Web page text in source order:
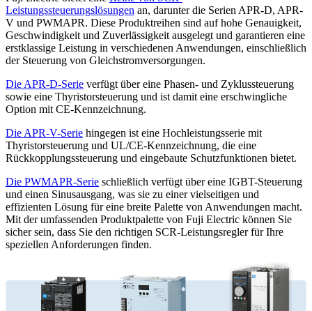
Leistungssteuerungslösungen an, darunter die Serien APR-D, APR-
V und PWMAPR. Diese Produktreihen sind auf hohe Genauigkeit,
Geschwindigkeit und Zuverlässigkeit ausgelegt und garantieren eine
erstklassige Leistung in verschiedenen Anwendungen, einschließlich
der Steuerung von Gleichstromversorgungen.
Die APR-D-Serie verfügt über eine Phasen- und Zyklussteuerung
sowie eine Thyristorsteuerung und ist damit eine erschwingliche
Option mit CE-Kennzeichnung.
Die APR-V-Serie hingegen ist eine Hochleistungsserie mit
Thyristorsteuerung und UL/CE-Kennzeichnung, die eine
Rückkopplungssteuerung und eingebaute Schutzfunktionen bietet.
Die PWMAPR-Serie schließlich verfügt über eine IGBT-Steuerung
und einen Sinusausgang, was sie zu einer vielseitigen und
effizienten Lösung für eine breite Palette von Anwendungen macht.
Mit der umfassenden Produktpalette von Fuji Electric können Sie
sicher sein, dass Sie den richtigen SCR-Leistungsregler für Ihre
speziellen Anforderungen finden.